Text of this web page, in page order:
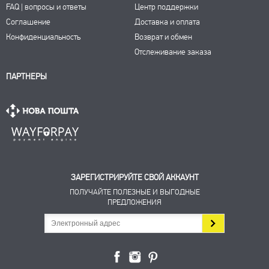
FAQ | вопросы и ответы
Соглашение
Конфиденциальность
Центр поддержки
Доставка и оплата
Возврат и обмен
Отслеживание заказа
ПАРТНЕРЫ
ЗАРЕГИСТРИРУЙТЕ СВОЙ АККАУНТ
ПОЛУЧАЙТЕ ПОЛЕЗНЫЕ И ВЫГОДНЫЕ
ПРЕДЛОЖЕНИЯ